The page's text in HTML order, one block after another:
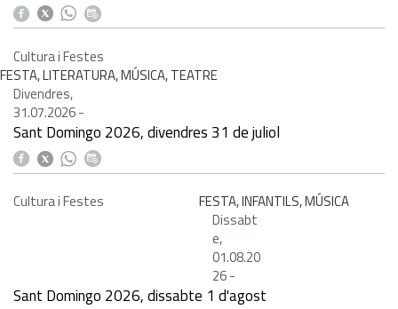
Cultura i Festes
FESTA, LITERATURA, MÚSICA, TEATRE
Divendres,
31.07.2026-
Sant Domingo 2026, divendres 31 de juliol
Cultura i Festes
FESTA, INFANTILS, MÚSICA
Dissabt
e,
01.08.20
26-
Sant Domingo 2026, dissabte 1 d'agost